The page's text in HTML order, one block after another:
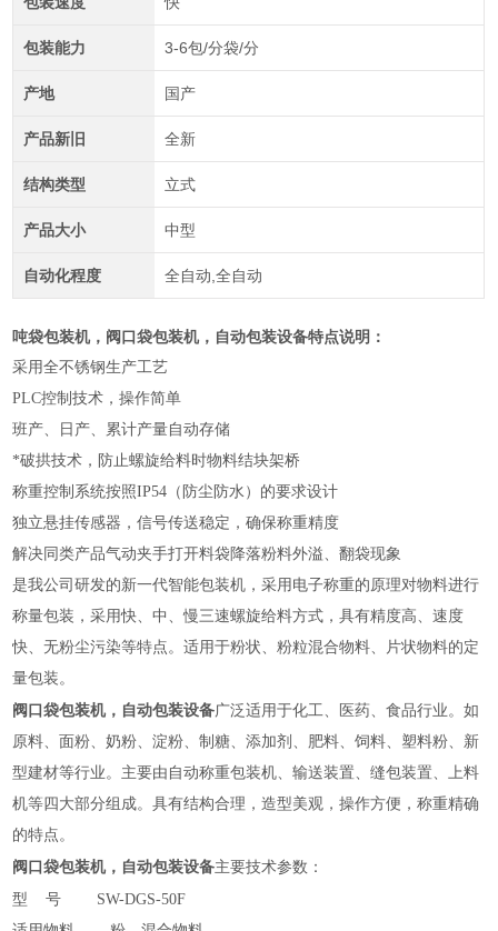
包装能力 3-6包/分袋/分
产地 国产
产品新旧 全新
结构类型 立式
产品大小 中型
自动化程度 全自动,全自动
吨袋包装机， 阀口袋包装机，自动包装设备特点说明：
采用全不锈钢生产工艺
PLC控制技术，操作简单
班产、日产、累计产量自动存储
*破拱技术，防止螺旋给料时物料结块架桥
称重控制系统按照IP54（防尘防水）的要求设计
独立悬挂传感器，信号传送稳定，确保称重精度
解决同类产品气动夹手打开料袋降落粉料外溢、翻袋现象
是我公司研发的新一代智能包装机，采用电子称重的原理对物料进行
称量包装，采用快、中、慢三速螺旋给料方式，具有精度高、速度
快、无粉尘污染等特点。适用于粉状、粉粒混合物料、片状物料的定
量包装。
阀口袋包装机，自动包装设备广泛适用于化工、医药、食品行业。如
原料、面粉、奶粉、淀粉、制糖、添加剂、肥料、饲料、塑料粉、新
型建材等行业。主要由自动称重包装机、输送装置、缝包装置、上料
机等四大部分组成。具有结构合理，造型美观，操作方便，称重精确
的特点。
阀口袋包装机，自动包装设备主要技术参数：
型 号
SW-DGS-50F